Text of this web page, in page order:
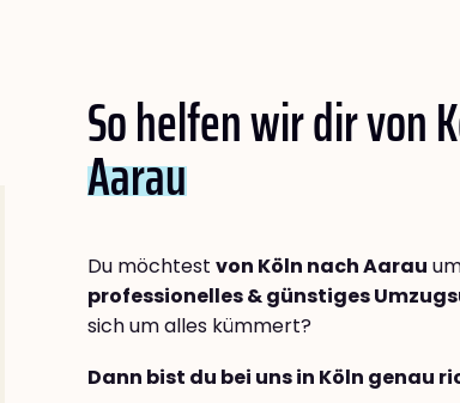
So helfen wir dir von
Aarau
Du möchtest von Köln nach Aarau
professionelles & günstiges
sich um alles kümmert?
Dann bist du bei uns in Köln genau